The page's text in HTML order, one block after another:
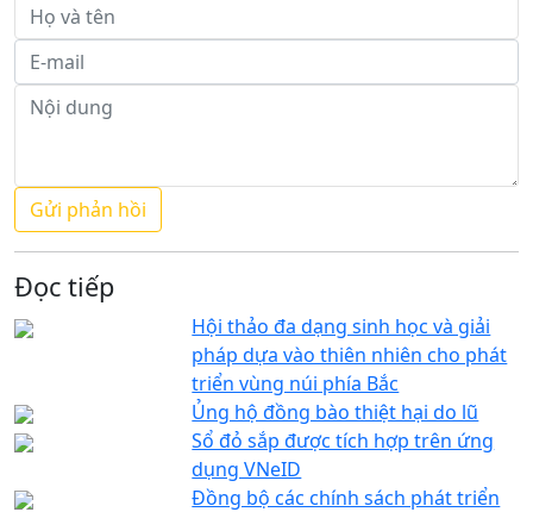
Đọc tiếp
Hội thảo đa dạng sinh học và giải
pháp dựa vào thiên nhiên cho phát
triển vùng núi phía Bắc
Ủng hộ đồng bào thiệt hại do lũ
Sổ đỏ sắp được tích hợp trên ứng
dụng VNeID
Đồng bộ các chính sách phát triển